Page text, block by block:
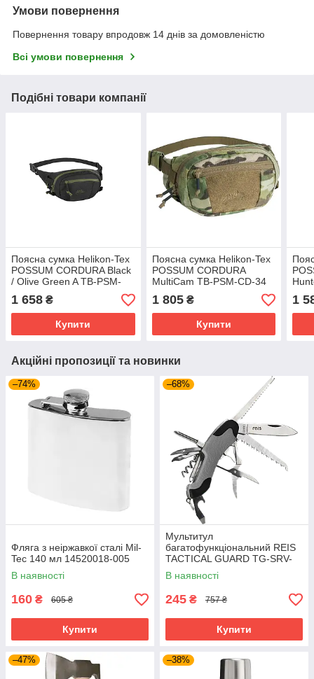
Умови повернення
Повернення товару впродовж 14 днів за домовленістю
Всі умови повернення
Подібні товари компанії
Поясна сумка Helikon-Tex
POSSUM CORDURA Black
/ Olive Green A TB-PSM-
CD-0102A
1 658 ₴
Купити
Поясна сумка Helikon-Tex
POSSUM CORDURA
MultiCam TB-PSM-CD-34
1 805₴
Купити
1
Акційні пропозиції та новинки
–74%
Фляга з неіржавкої сталі Mil-
Tec 140 мл 14520018-005
В наявності
160 ₴ 605 ₴
Купити
–68%
Мультитул
багатофункціональний REIS
TACTICAL GUARD TG-SRV-
MFKP-R SB сіро-чорний
В наявності
245 ₴ 757 ₴
Купити
–47% –38%